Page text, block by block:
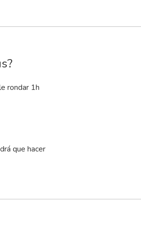
rondar 1h
que hacer